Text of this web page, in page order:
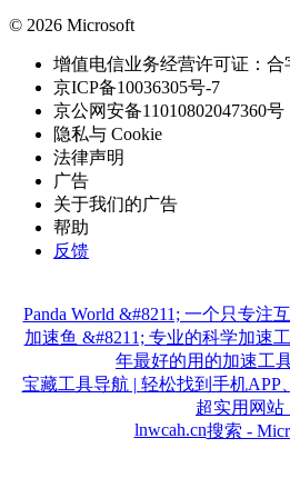
© 2026 Microsoft
增值电信业务经营许可证：合
京ICP备10036305号-7
京公网安备11010802047360号
隐私与 Cookie
法律声明
广告
关于我们的广告
帮助
反馈
Panda World &#8211; 一个只专注
加速鱼 &#8211; 专业的科学加速
年最好的用的加速工
宝藏工具导航 | 轻松找到手机APP
超实用网站
lnwcah.cn搜索 -